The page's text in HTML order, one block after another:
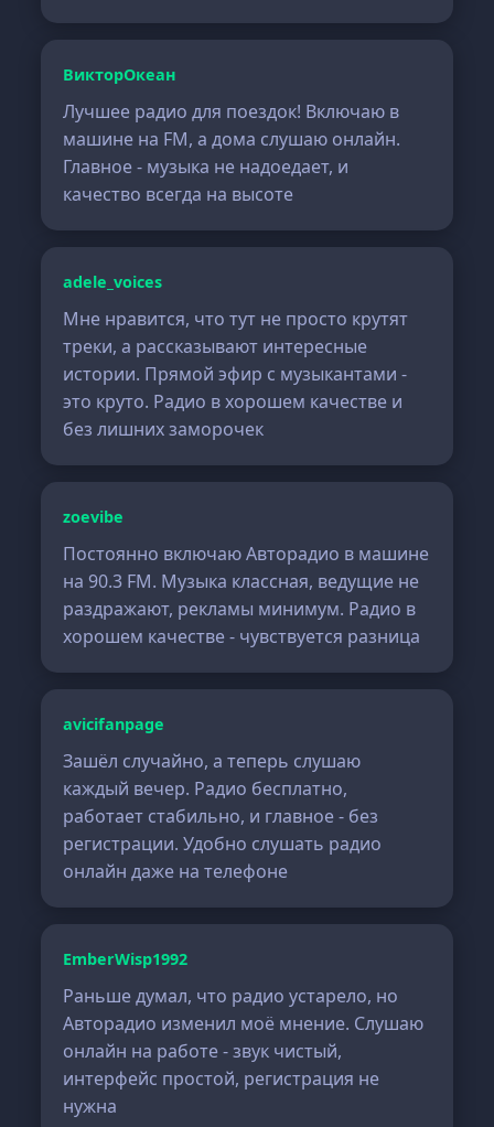
ВикторОкеан
Лучшее радио для поездок! Включаю в
машине на FM, а дома слушаю онлайн.
Главное - музыка не надоедает, и
качество всегда на высоте
adele_voices
Мне нравится, что тут не просто крутят
треки, а рассказывают интересные
истории. Прямой эфир с музыкантами -
это круто. Радио в хорошем качестве и
без лишних заморочек
zoevibe
Постоянно включаю Авторадио в машине
на 90.3 FM. Музыка классная, ведущие не
раздражают, рекламы минимум. Радио в
хорошем качестве - чувствуется разница
avicifanpage
Зашёл случайно, а теперь слушаю
каждый вечер. Радио бесплатно,
работает стабильно, и главное - без
регистрации. Удобно слушать радио
онлайн даже на телефоне
EmberWisp1992
Раньше думал, что радио устарело, но
Авторадио изменил моё мнение. Слушаю
онлайн на работе - звук чистый,
интерфейс простой, регистрация не
нужна